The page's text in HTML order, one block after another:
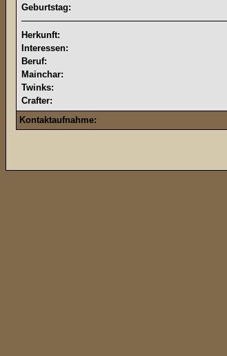
Geburtstag:
Herkunft:
Interessen:
Beruf:
Mainchar:
Twinks:
Crafter:
Kontaktaufnahme: